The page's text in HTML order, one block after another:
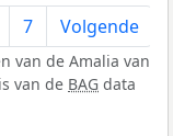
7 Volgende
van de Amalia van
van de BAG data